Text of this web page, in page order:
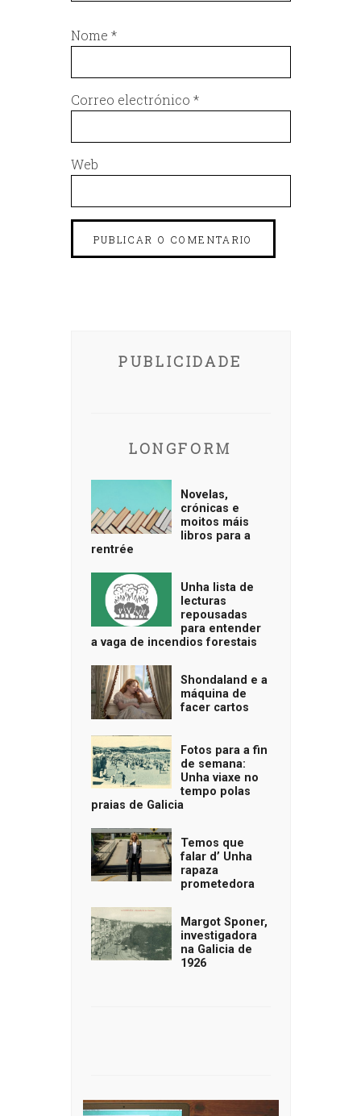
Nome *
Correo electrónico *
Web
PUBLICIDADE
LONGFORM
Novelas,
crónicas e
moitos máis
libros para a
rentrée
Unha lista de
lecturas
repousadas
para entender
a vaga de incendios forestais
Shondaland e a
máquina de
facer cartos
Fotos para a fin
de semana:
Unha viaxe no
tempo polas
praias de Galicia
Temos que
falar d’ Unha
rapaza
prometedora
Margot Sponer,
investigadora
na Galicia de
1926